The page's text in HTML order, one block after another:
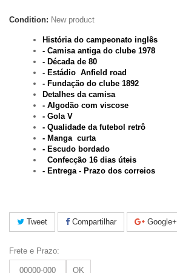
Condition: New product
História do campeonato inglês
- Camisa antiga do clube 1978
- Década de 80
- Estádio Anfield road
- Fundação do clube 1892
Detalhes da camisa
- Algodão com viscose
- Gola V
- Qualidade da futebol retrô
- Manga curta
- Escudo bordado
Confecção 16 dias úteis
- Entrega - Prazo dos correios
Tweet Compartilhar Google+
Frete e Prazo:
OK